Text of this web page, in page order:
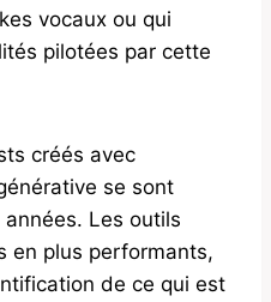
vocaux ou qui
pilotées par cette
créés avec
se sont
Les outils
en plus performants,
de ce qui est